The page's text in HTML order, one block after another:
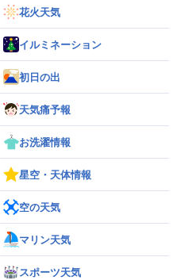
花火天気
イルミネーション
初日の出
天気痛予報
お洗濯情報
星空・天体情報
空の天気
マリン天気
スポーツ天気